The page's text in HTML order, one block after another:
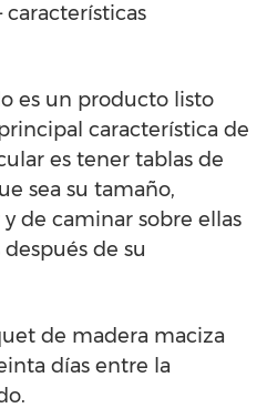
características
es un producto listo
característica de
es tener tablas de
sea su tamaño,
de caminar sobre ellas
de su
de madera maciza
días entre la